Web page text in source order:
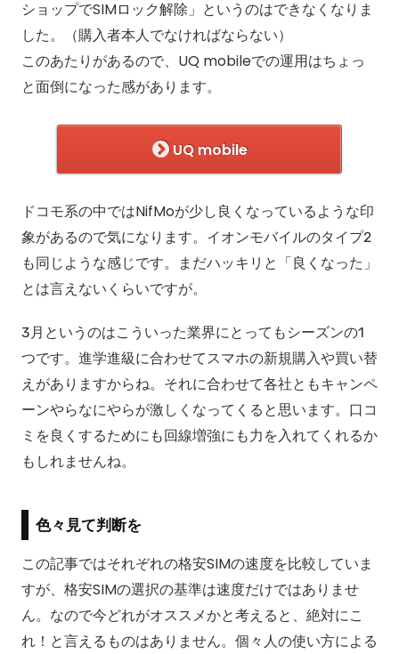
ショップでSIMロック解除」というのはできなくなりま
した。（購入者本人でなければならない）
このあたりがあるので、UQ mobileでの運用はちょっ
と面倒になった感があります。
UQ mobile
ドコモ系の中ではNifMoが少し良くなっているような印
象があるので気になります。イオンモバイルのタイプ2
も同じような感じです。まだハッキリと「良くなった」
とは言えないくらいですが。
3月というのはこういった業界にとってもシーズンの1
つです。進学進級に合わせてスマホの新規購入や買い替
えがありますからね。それに合わせて各社ともキャンペ
ーンやらなにやらが激しくなってくると思います。口コ
ミを良くするためにも回線増強にも力を入れてくれるか
もしれませんね。
色々見て判断を
この記事ではそれぞれの格安SIMの速度を比較していま
すが、格安SIMの選択の基準は速度だけではありませ
ん。なので今どれがオススメかと考えると、絶対にこ
れ！と言えるものはありません。個々人の使い方による